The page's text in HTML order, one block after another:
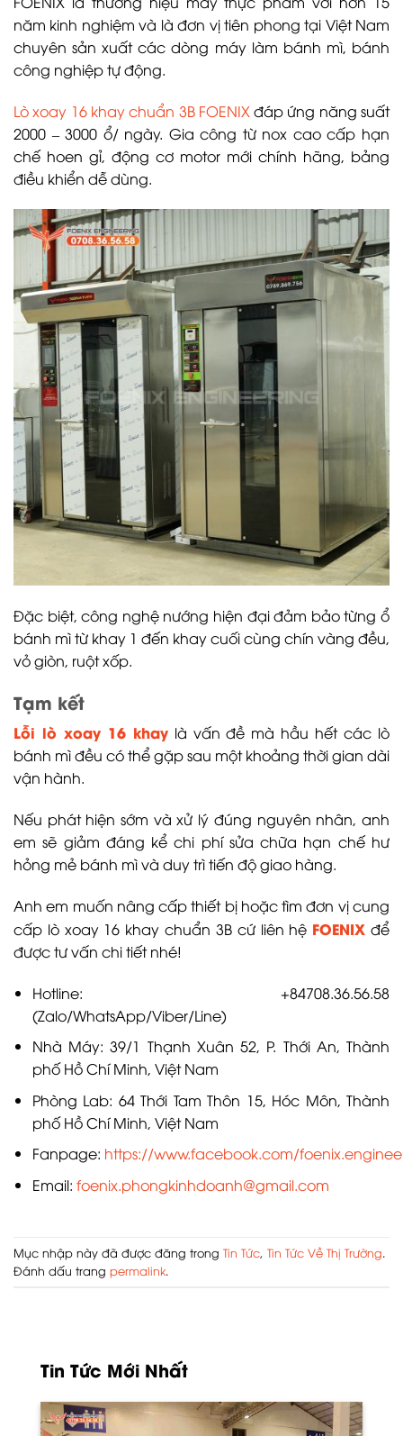
năm kinh nghiệm và là đơn vị tiên phong tại Việt Nam
chuyên sản xuất các dòng máy làm bánh mì, bánh
công nghiệp tự động.
Lò xoay 16 khay chuẩn 3B FOENIXđáp ứng năng suất
2000 – 3000 ổ/ ngày. Gia công từ nox cao cấp hạn
chế hoen gỉ, động cơ motor mới chính hãng, bảng
điều khiển dễ dùng.
Đặc biệt, công nghệ nướng hiện đại đảm bảo từng ổ
bánh mì từ khay 1 đến khay cuối cùng chín vàng đều,
vỏ giòn, ruột xốp.
Tạm kết
Lỗi lò xoay 16 khaylà vấn đề mà hầu hết các lò
bánh mì đều có thể gặp sau một khoảng thời gian dài
vận hành.
Nếu phát hiện sớm và xử lý đúng nguyên nhân, anh
em sẽ giảm đáng kể chi phí sửa chữa hạn chế hư
hỏng mẻ bánh mì và duy trì tiến độ giao hàng.
Anh em muốn nâng cấp thiết bị hoặc tìm đơn vị cung
cấp lò xoay 16 khay chuẩn 3B cứ liên hệ FOENIX để
được tư vấn chi tiết nhé!
Hotline: +84708.36.56.58
(Zalo/WhatsApp/Viber/Line)
Nhà Máy: 39/1 Thạnh Xuân 52, P. Thới An, Thành
phố Hồ Chí Minh, Việt Nam
Phòng Lab: 64 Thới Tam Thôn 15, Hóc Môn, Thành
phố Hồ Chí Minh, Việt Nam
Fanpage: https://www.facebook.com/
Email: foenix.phongkinhdoanh@gmail.com
Mục nhập này đã được đăng trong Tin Tức, Tin Tức Về Thị Trường.
Đánh dấu trang permalink.
Tin Tức Mới Nhất